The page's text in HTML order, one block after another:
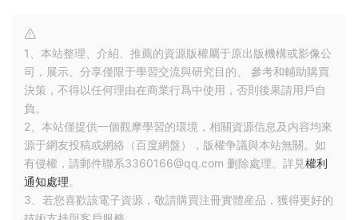
1、本站整理、介紹、推薦的資源版權屬于原出版機構或影像公
司，展示、分享僅限于學習交流與研究目的、 參考和輔助購買
決策，不得以任何理由在商業行爲中使用，否則後果請用戶自
負。
2、本站僅提供一個觀摩學習的環境，相關資源信息及内容均來
源于網友投稿或網絡（百度網盤），版權争議與本站無關。如
有侵權，請郵件聯系3360166@qq.com 删除處理。詳見權利
通知處理。
3、若您喜歡該電子資源，敬請購買注冊實體産品，獲得更好的